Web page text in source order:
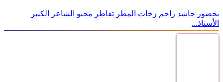
بحضور حاشد زاحم زخات المطر تقاطر محبو الشاعر الكبير
الأستاذ...